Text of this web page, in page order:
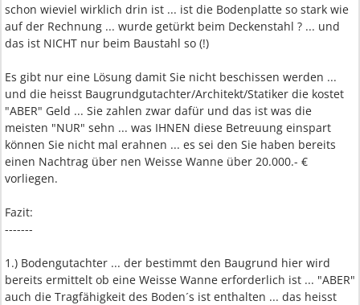
schon wieviel wirklich drin ist ... ist die Bodenplatte so stark wie
auf der Rechnung ... wurde getürkt beim Deckenstahl ? ... und
das ist NICHT nur beim Baustahl so (!)
Es gibt nur eine Lösung damit Sie nicht beschissen werden ...
und die heisst Baugrundgutachter/Architekt/Statiker die kostet
"ABER" Geld ... Sie zahlen zwar dafür und das ist was die
meisten "NUR" sehn ... was IHNEN diese Betreuung einspart
können Sie nicht mal erahnen ... es sei den Sie haben bereits
einen Nachtrag über nen Weisse Wanne über 20.000.- €
vorliegen.
Fazit:
-------
1.) Bodengutachter ... der bestimmt den Baugrund hier wird
bereits ermittelt ob eine Weisse Wanne erforderlich ist ... "ABER"
auch die Tragfähigkeit des Boden´s ist enthalten ... das heisst